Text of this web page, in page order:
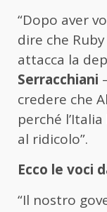
“Dopo aver
dire che
attacca la
Serracchiani
credere che
perché
al ridicolo”.
Ecco le voci
“Il nostro